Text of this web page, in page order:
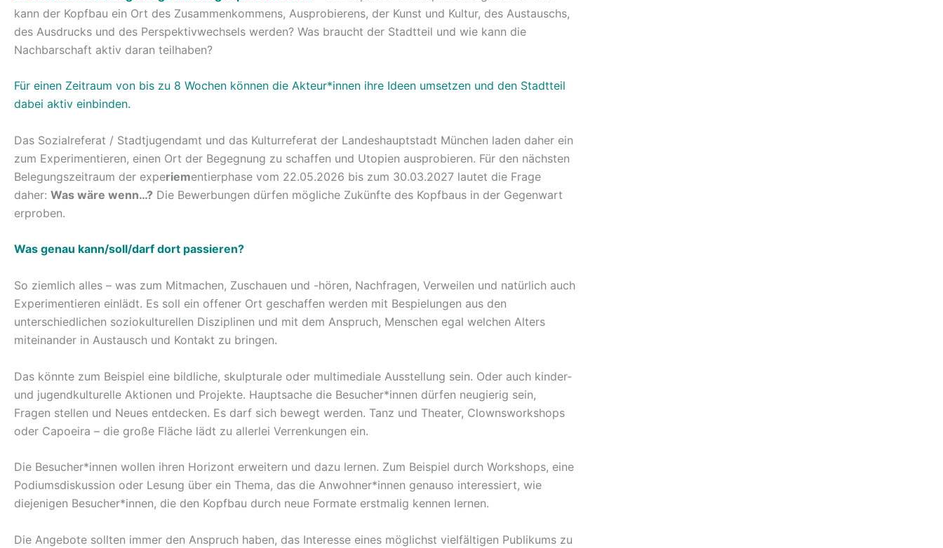
kann der Kopfbau ein Ort des Zusammenkommens, Ausprobierens, der Kunst und Kultur, des Austauschs,
des Ausdrucks und des Perspektivwechsels werden? Was braucht der Stadtteil und wie kann die
Nachbarschaft aktiv daran teilhaben?
Für einen Zeitraum von bis zu 8 Wochen können die Akteur*innen ihre Ideen umsetzen und den Stadtteil
dabei aktiv einbinden.
Das Sozialreferat / Stadtjugendamt und das Kulturreferat der Landeshauptstadt München laden daher ein
zum Experimentieren, einen Ort der Begegnung zu schaffen und Utopien ausprobieren. Für den nächsten
Belegungszeitraum der experiementierphase vom 22.05.2026 bis zum 30.03.2027 lautet die Frage
daher: Was wäre wenn…? Die Bewerbungen dürfen mögliche Zukünfte des Kopfbaus in der Gegenwart
erproben.
Was genau kann/soll/darf dort passieren?
So ziemlich alles – was zum Mitmachen, Zuschauen und -hören, Nachfragen, Verweilen und natürlich auch
Experimentieren einlädt. Es soll ein offener Ort geschaffen werden mit Bespielungen aus den
unterschiedlichen soziokulturellen Disziplinen und mit dem Anspruch, Menschen egal welchen Alters
miteinander in Austausch und Kontakt zu bringen.
Das könnte zum Beispiel eine bildliche, skulpturale oder multimediale Ausstellung sein. Oder auch kinder-
und jugendkulturelle Aktionen und Projekte. Hauptsache die Besucher*innen dürfen neugierig sein,
Fragen stellen und Neues entdecken. Es darf sich bewegt werden. Tanz und Theater, Clownsworkshops
oder Capoeira – die große Fläche lädt zu allerlei Verrenkungen ein.
Die Besucher*innen wollen ihren Horizont erweitern und dazu lernen. Zum Beispiel durch Workshops, eine
Podiumsdiskussion oder Lesung über ein Thema, das die Anwohner*innen genauso interessiert, wie
diejenigen Besucher*innen, die den Kopfbau durch neue Formate erstmalig kennen lernen.
Die Angebote sollten immer den Anspruch haben, das Interesse eines möglichst vielfältigen Publikums zu